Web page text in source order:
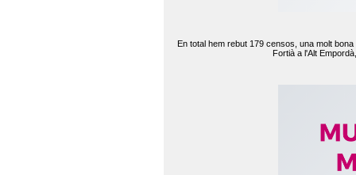
En total hem rebut 179 censos, una molt
Fortià a l'Alt